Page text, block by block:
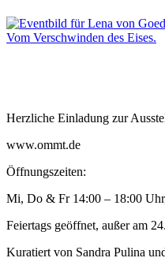
Herzliche Einladung zur
www.ommt.de
Öffnungszeiten:
Mi, Do & Fr 14:00 – 18:00
Feiertags geöffnet, außer am
Kuratiert von Sandra Pulina